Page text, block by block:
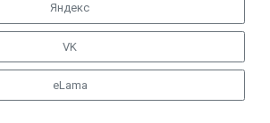
Яндекс
VK
eLama